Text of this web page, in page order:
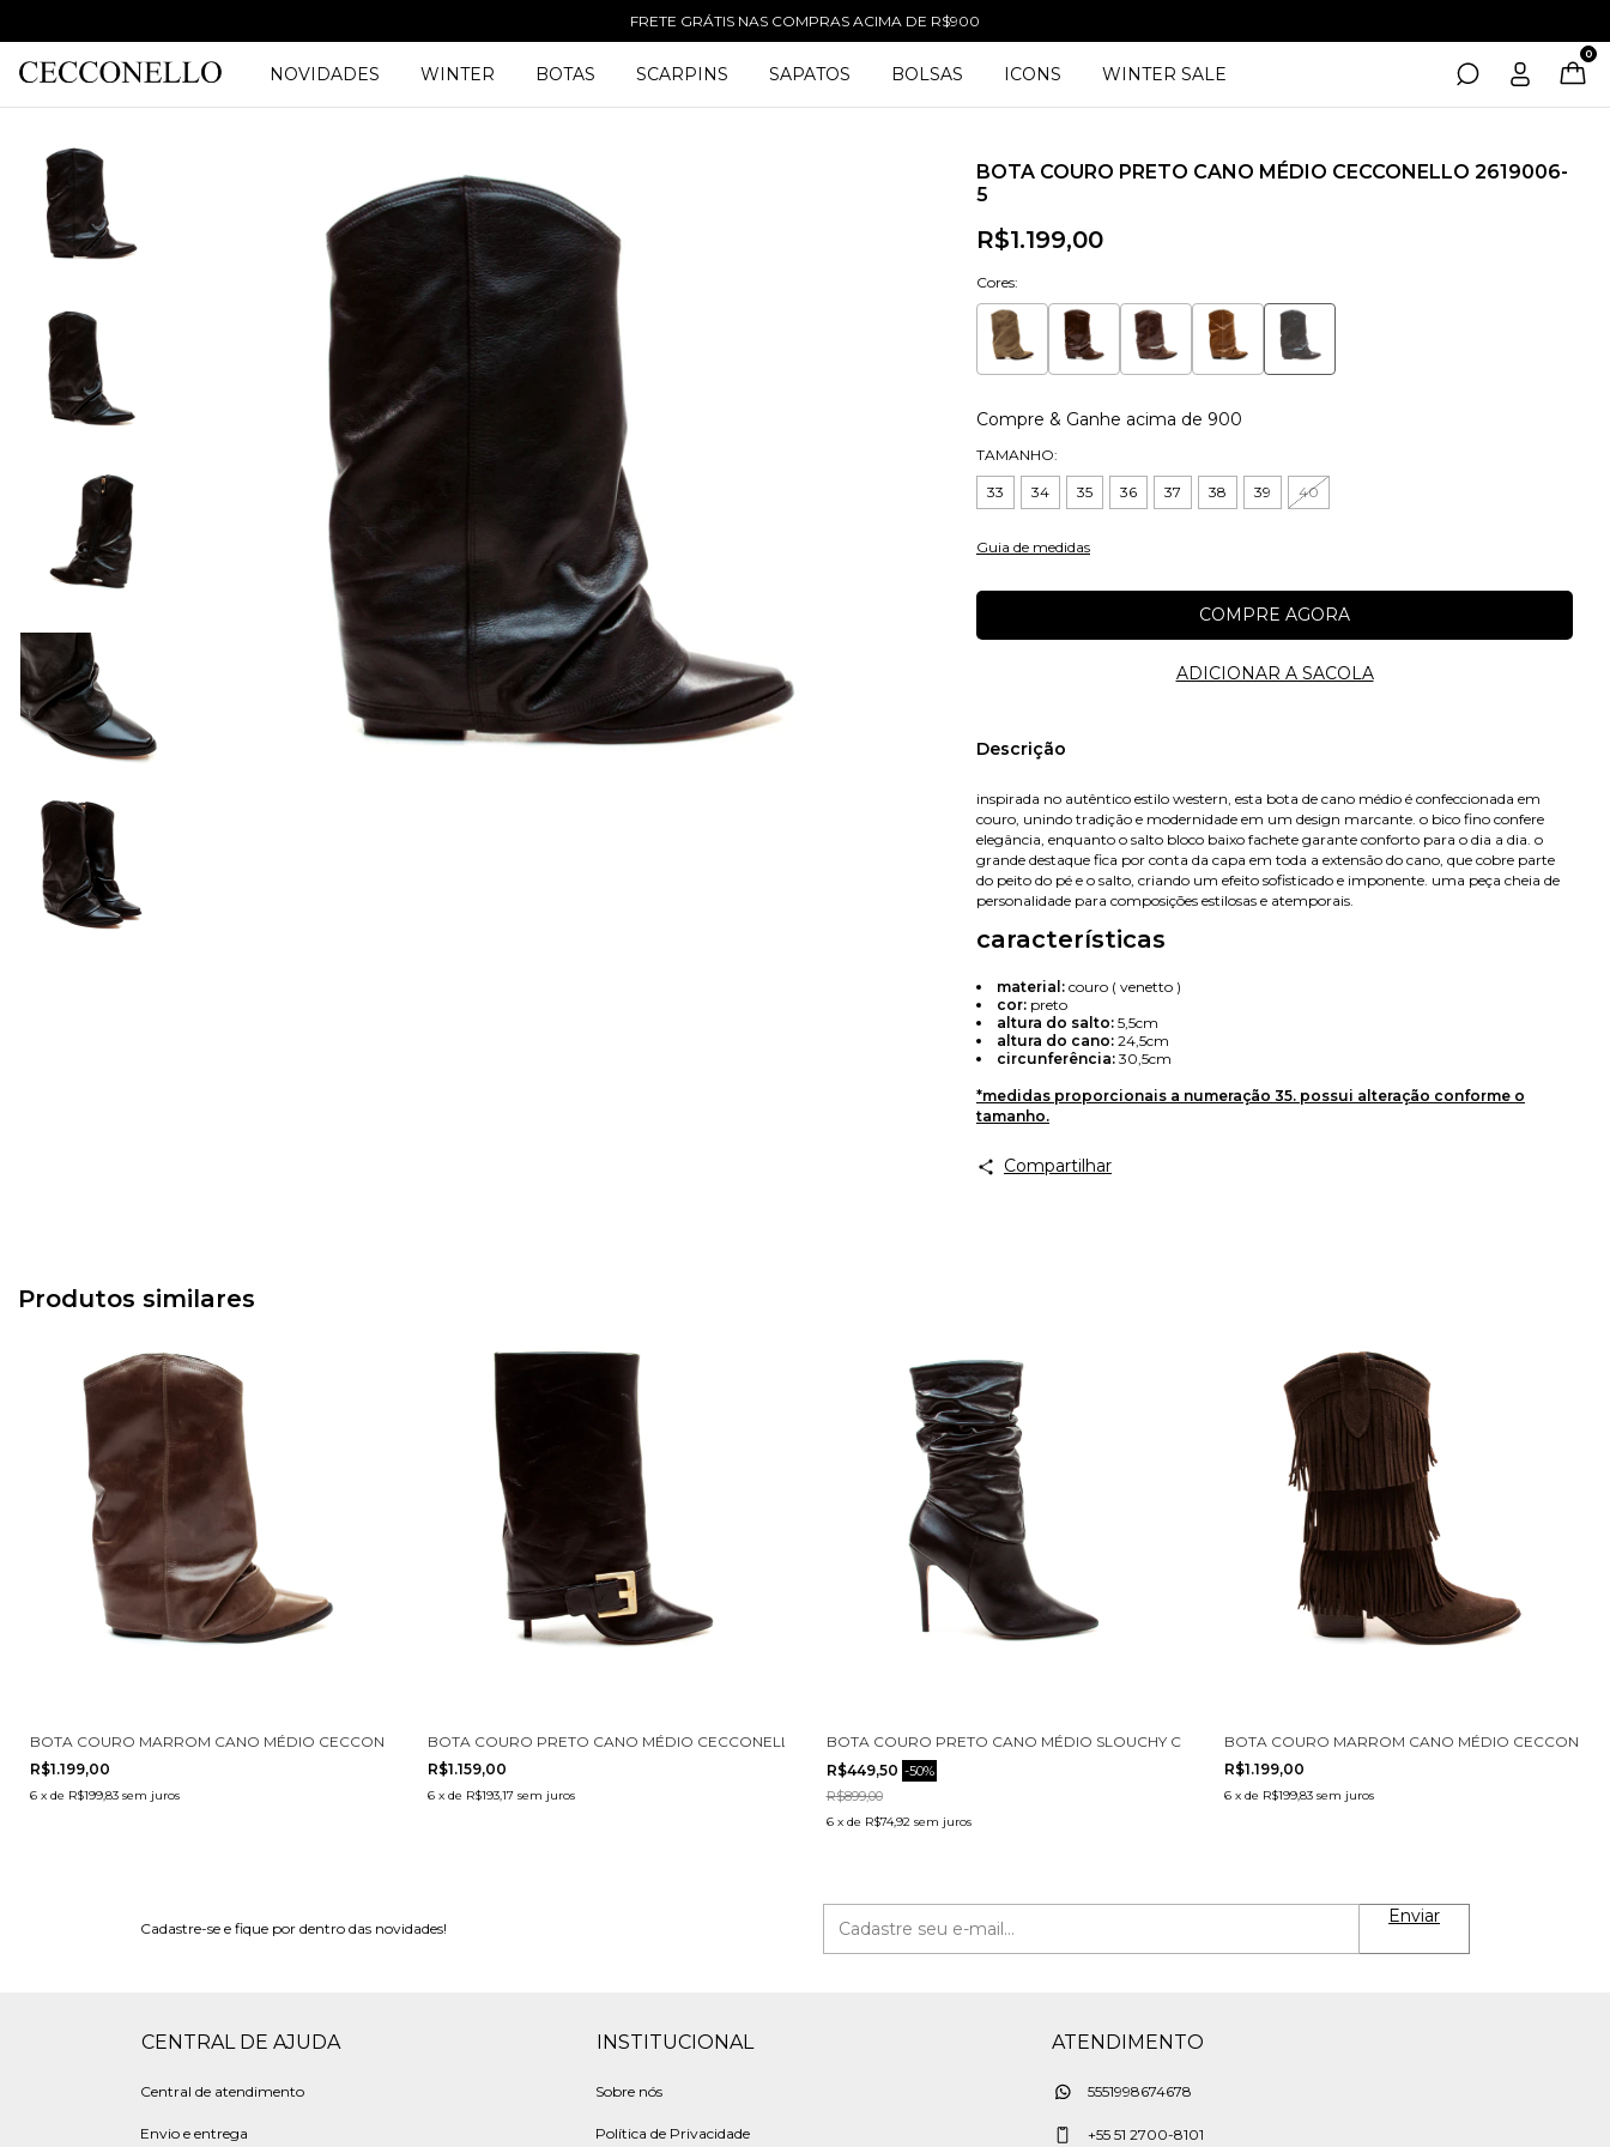
FRETE GRÁTIS NAS COMPRAS ACIMA DE R$900
NOVIDADES WINTER BOTAS SCARPINS SAPATOS BOLSAS ICONS WINTER SALE
0
BOTA COURO PRETO CANO MÉDIO CECCONELLO 2619006-
5
R$1.199,00
Cores:
Compre & Ganhe acima de 900
TAMANHO:
33 34 35 36 37 38 39 40
Guia de medidas
E-mail
Celular
Descrição
inspirada no autêntico estilo western, esta bota de cano médio é confeccionada em
couro, unindo tradição e modernidade em um design marcante. o bico fino confere
elegância, enquanto o salto bloco baixo fachete garante conforto para o dia a dia. o
grande destaque fica por conta da capa em toda a extensão do cano, que cobre parte
do peito do pé e o salto, criando um efeito sofisticado e imponente. uma peça cheia de
personalidade para composições estilosas e atemporais.
características
material: couro ( venetto )
cor: preto
altura do salto: 5,5cm
altura do cano: 24,5cm
circunferência: 30,5cm
*medidas proporcionais a numeração 35. possui alteração conforme o
tamanho.
Compartilhar
Produtos similares
5
BOTA COURO MARROM CANO MÉDIO CECCONELLO 2619006-3
R$1.199,00
6 x de R$199,83 sem juros
BOTA COURO PRETO CANO MÉDIO CECCONELLO 2886001-1
R$1.159,00
6 xde R$193,17 sem juros
BOTA COURO PRETO CANO MÉDIO SLOUCHY CECCONELLO 2130006-27
R$449,50 -50%
R$899,00
6 x de R$74,92 sem juros
BOTA COURO MARROM CANO MÉDIO
R$1.199,00
6 x de R$199,83 sem juros
Cadastre-se e fique por dentro das novidades!
CENTRAL DE AJUDA
Central de atendimento
Envio e entrega
INSTITUCIONAL
Sobre nós
Política de Privacidade
ATENDIMENTO
5551998674678
‪+55 51 2700-8101